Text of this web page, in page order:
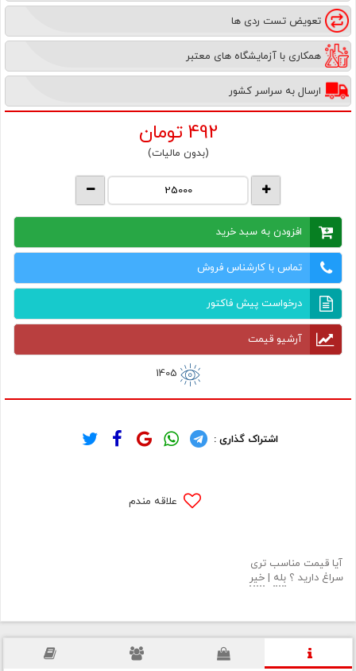
تعویض تست ردی ها
همکاری با آزمایشگاه های معتبر
ارسال به سراسر کشور
492 تومان
(بدون مالیات)
افزودن به سبد خرید
تماس با کارشناس فروش
درخواست پیش فاکتور
آرشیو قیمت
1405
اشتراک گذاری :
علاقه مندم
آیا قیمت مناسب تری
سراغ دارید ؟ بله | خیر